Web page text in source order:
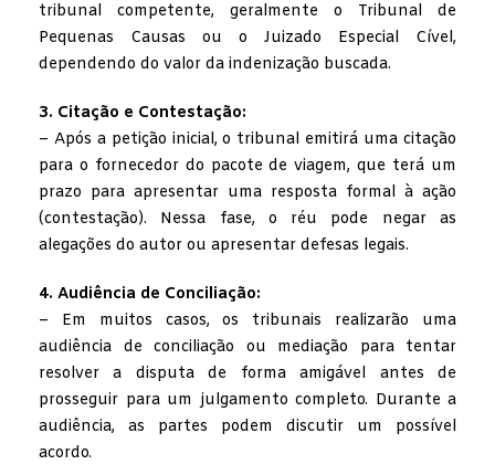
tribunal competente, geralmente o Tribunal de
Pequenas Causas ou o Juizado Especial Cível,
dependendo do valor da indenização buscada.
3. Citação e Contestação:
– Após a petição inicial, o tribunal emitirá uma citação
para o fornecedor do pacote de viagem, que terá um
prazo para apresentar uma resposta formal à ação
(contestação). Nessa fase, o réu pode negar as
alegações do autor ou apresentar defesas legais.
4. Audiência de Conciliação:
– Em muitos casos, os tribunais realizarão uma
audiência de conciliação ou mediação para tentar
resolver a disputa de forma amigável antes de
prosseguir para um julgamento completo. Durante a
audiência, as partes podem discutir um possível
acordo.